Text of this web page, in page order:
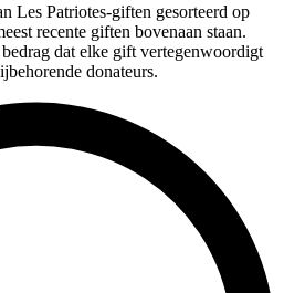
Les Patriotes-giften gesorteerd op
recente giften bovenaan staan.
dat elke gift vertegenwoordigt
donateurs.